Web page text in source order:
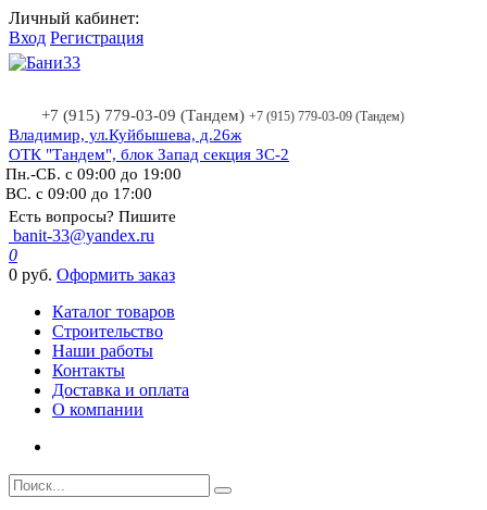
Личный кабинет:
Вход Регистрация
+7 (915) 779-03-09 (Тандем) +7 (915) 779-03-09 (Тандем)
Владимир, ул.Куйбышева, д.26ж
ОТК "Тандем", блок Запад секция ЗС-2
Пн.-СБ. с 09:00 до 19:00
ВС. с 09:00 до 17:00
Есть вопросы? Пишите
banit-33@yandex.ru
0
0 руб. Оформить заказ
Каталог товаров
Строительство
Наши работы
Контакты
Доставка и оплата
О компании